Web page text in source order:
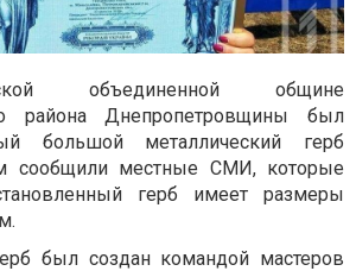
объединенной общине
района Днепропетровщины был
большой металлический герб
сообщили местные СМИ, которые
герб имеет размеры
был создан командой мастеров